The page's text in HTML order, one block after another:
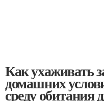
Как ухаживать
домашних
среду обитания